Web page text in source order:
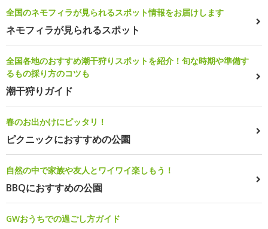
全国のネモフィラが見られるスポット情報をお届けします
ネモフィラが見られるスポット
全国各地のおすすめ潮干狩りスポットを紹介！旬な時期や準備す
るもの採り方のコツも
潮干狩りガイド
春のお出かけにピッタリ！
ピクニックにおすすめの公園
自然の中で家族や友人とワイワイ楽しもう！
BBQにおすすめの公園
GWおうちでの過ごし方ガイド